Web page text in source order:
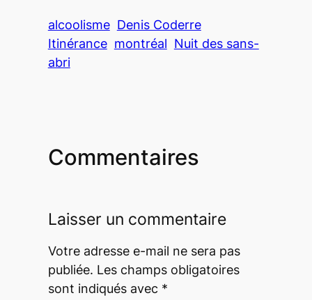
alcoolisme Denis Coderre
Itinérance montréal Nuit des sans-
abri
Commentaires
Laisser un commentaire
Votre adresse e-mail ne sera pas
publiée. Les champs obligatoires
sont indiqués avec *